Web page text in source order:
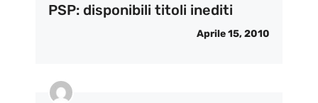
PSP: disponibili titoli inediti
Aprile 15, 2010